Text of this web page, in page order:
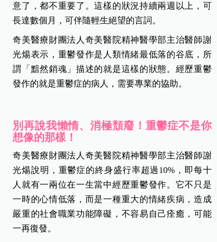
意了，都不重要了。這樣的狀況持續兩週以上，可
長達數個月，可伴隨輕生絕望的言詞。
奇美醫療財團法人奇美醫院精神醫學部主治醫師謝
光煬表示，重鬱發作是人類情緒最低落的谷底，所
謂「黯然銷魂」描述的就是這樣的狀態。經歷重鬱
發作的就是重鬱症的病人，需要專業的協助。
別再說我懶惰、消極頹廢！重鬱症不是你
想像的那樣！
奇美醫療財團法人奇美醫院精神醫學部主治醫師謝
光煬說明，重鬱症的終身盛行率超過10%，即每十
人就有一兩位在一生當中經歷重鬱發作。它不只是
一時的心情低落，而是一種重大的情緒疾病，造成
嚴重的社會職業功能障礙，不容易自己痊癒，可能
一再復發。